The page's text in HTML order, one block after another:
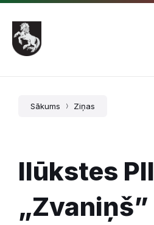
Pāriet
saturu
Skip
main
navigation
Skip
footer
Sākums Ziņas
Ilūkstes PII
„Zvaniņš”